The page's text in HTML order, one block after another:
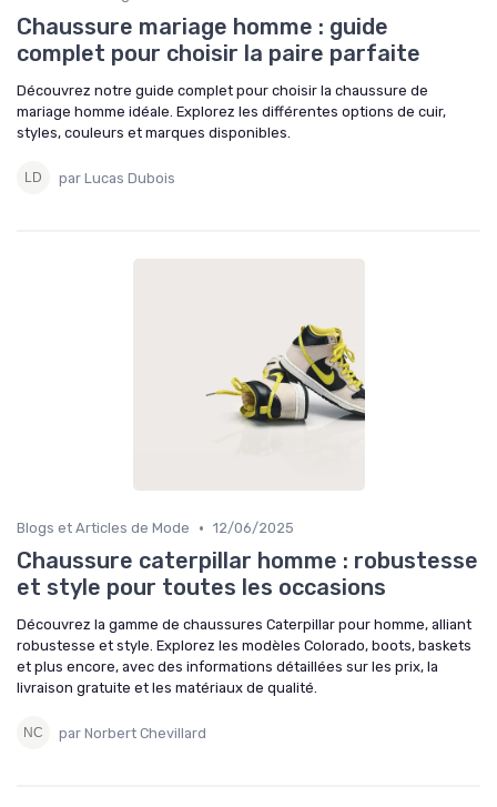
Chaussure mariage homme : guide
complet pour choisir la paire parfaite
Découvrez notre guide complet pour choisir la chaussure de
mariage homme idéale. Explorez les différentes options de cuir,
styles, couleurs et marques disponibles.
par Lucas Dubois
Blogs et Articles de Mode • 12/06/2025
Chaussure caterpillar homme : robustesse
et style pour toutes les occasions
Découvrez la gamme de chaussures Caterpillar pour homme, alliant
robustesse et style. Explorez les modèles Colorado, boots, baskets
et plus encore, avec des informations détaillées sur les prix, la
livraison gratuite et les matériaux de qualité.
par Norbert Chevillard